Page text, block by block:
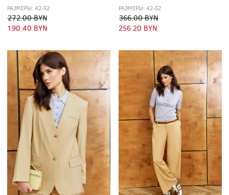
РАЗМЕРЫ: 42-52
272.00 BYN
190.40 BYN
РАЗМЕРЫ: 42-52
366.00 BYN
256.20 BYN